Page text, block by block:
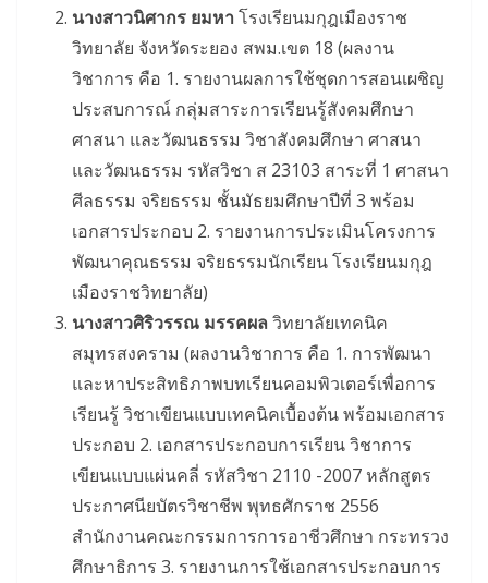
นางสาวนิศากร ยมหา โรงเรียนมกุฎเมืองราช
วิทยาลัย จังหวัดระยอง สพม.เขต 18 (ผลงาน
วิชาการ คือ 1. รายงานผลการใช้ชุดการสอนเผชิญ
ประสบการณ์ กลุ่มสาระการเรียนรู้สังคมศึกษา
ศาสนา และวัฒนธรรม วิชาสังคมศึกษา ศาสนา
และวัฒนธรรม รหัสวิชา ส 23103 สาระที่ 1 ศาสนา
ศีลธรรม จริยธรรม ชั้นมัธยมศึกษาปีที่ 3 พร้อม
เอกสารประกอบ 2. รายงานการประเมินโครงการ
พัฒนาคุณธรรม จริยธรรมนักเรียน โรงเรียนมกุฎ
เมืองราชวิทยาลัย)
นางสาวศิริวรรณ มรรคผล วิทยาลัยเทคนิค
สมุทรสงคราม (ผลงานวิชาการ คือ 1. การพัฒนา
และหาประสิทธิภาพบทเรียนคอมพิวเตอร์เพื่อการ
เรียนรู้ วิชาเขียนแบบเทคนิคเบื้องต้น พร้อมเอกสาร
ประกอบ 2. เอกสารประกอบการเรียน วิชาการ
เขียนแบบแผ่นคลี่ รหัสวิชา 2110 -2007 หลักสูตร
ประกาศนียบัตรวิชาชีพ พุทธศักราช 2556
สำนักงานคณะกรรมการการอาชีวศึกษา กระทรวง
ศึกษาธิการ 3. รายงานการใช้เอกสารประกอบการ